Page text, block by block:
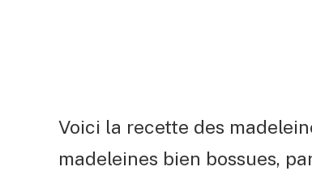
Voici la recette des
madeleines bien bossues,